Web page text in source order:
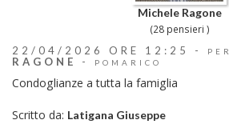
Michele Ragone
(28 pensieri )
22/04/2026 ORE 12:25 - PER
RAGONE
- POMARICO
Condoglianze a tutta la famiglia
Scritto da: Latigana Giuseppe